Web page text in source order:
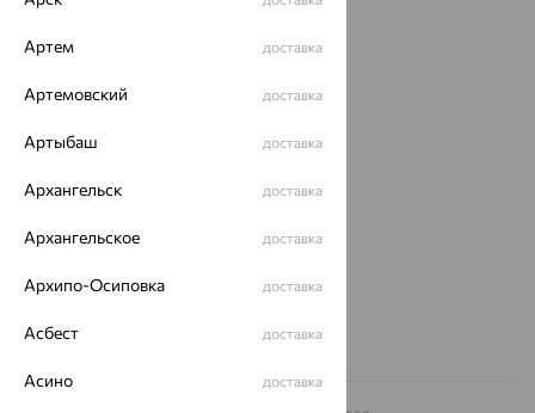
Покупателям
О нас
Магазины и доставка г. Липецк
еще 3
Другие города
Заказать звонок
Артем доставка
Артемовский доставка
Артыбаш доставка
Архангельск доставка
Архангельское доставка
Архипо-Осиповка доставка
Асбест доставка
Асино доставка